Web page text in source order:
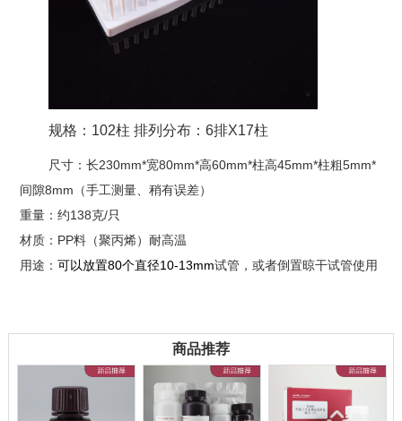
规格：102柱 排列分布：6排X17柱
尺寸：长230mm*宽80mm*高60mm*柱高45mm*柱粗5mm*
间隙8mm（手工测量、稍有误差）
重量：约138克/只
材质：PP料（聚丙烯）耐高温
用途： 可以放置80个直径10-13mm试管，或者倒置晾干试管使用
商品推荐